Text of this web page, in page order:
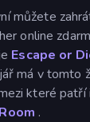
můžete
online
Escape or
má v tomto
které patří i
.